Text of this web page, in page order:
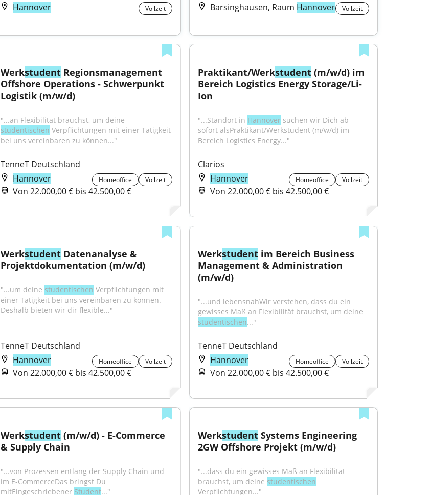
Hannover
Vollzeit
Barsinghausen, Raum Hannover Vollzeit
Werkstudent Regionsmanagement
Offshore Operations - Schwerpunkt
Logistik (m/w/d)
studentischen Verpflichtungen mit einer Tätigkeit
bei uns vereinbaren zu können..."
TenneT Deutschland
Hannover
Homeoffice Vollzeit
Von 22.000,00 € bis 42.500,00 €
Praktikant/Werkstudent (m/w/d) im
Bereich Logistics Energy Storage/Li-
Ion
"...Standort in Hannover suchen wir Dich ab
sofort alsPraktikant/Werkstudent (m/w/d) im
Bereich Logistics Energy..."
Clarios
Hannover
Homeoffice Vollzeit
Von 22.000,00 € bis 42.500,00 €
Werkstudent Datenanalyse &
Projektdokumentation (m/w/d)
"...um deine studentischen Verpflichtungen mit
einer Tätigkeit bei uns vereinbaren zu können.
Deshalb bieten wir dir flexible..."
TenneT Deutschland
Hannover
Homeoffice Vollzeit
Von 22.000,00 € bis 42.500,00 €
Werkstudent im Bereich Business
Management & Administration
(m/w/d)
"...und lebensnahWir verstehen, dass du ein
studentischen..."
TenneT Deutschland
Hannover
Homeoffice Vollzeit
Von 22.000,00 € bis 42.500,00 €
Werkstudent (m/w/d) - E-Commerce
& Supply Chain
"...von Prozessen entlang der Supply Chain und
im E-CommerceDas bringst Du
mitEingeschriebener Student..."
Werkstudent Systems Engineering
2GW Offshore Projekt (m/w/d)
"...dass du ein gewisses Maß an Flexibilität
brauchst, um deine studentischen
Verpflichtungen..."